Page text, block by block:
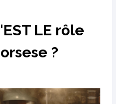
LE rôle
?